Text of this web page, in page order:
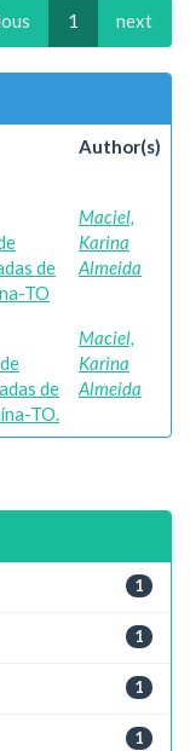
1 next
Author(s)
de
TO
Maciel,
Karina
Almeida
de
TO.
Maciel,
Karina
Almeida
1
1
1
1